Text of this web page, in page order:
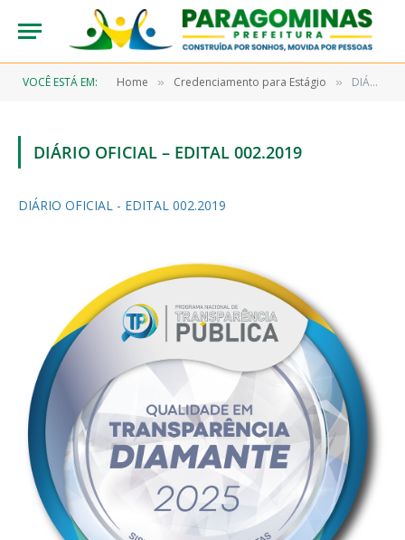
VOCÊ ESTÁ EM: Home » Credenciamento para Estágio » DIÁRIO OFICIAL – EDITAL 002.2019
DIÁRIO OFICIAL – EDITAL 002.2019
DIÁRIO OFICIAL - EDITAL 002.2019